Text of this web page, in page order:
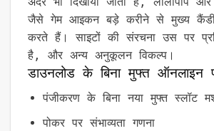
जैसे गेम आइकन बड़े करीने से मुख्य कैंडी
करते हैं। साइटों की संरचना उस पर
है, और अन्य अनुकूलन विकल्प।
डाउनलोड के बिना मुफ्त ऑनलाइन
पंजीकरण के बिना नया मुफ्त स्लॉट
पोकर पर संभाव्यता गणना